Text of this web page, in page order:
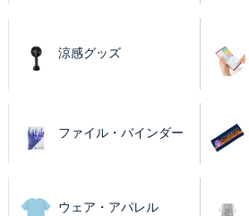
涼感グッズ
ファイル・バインダー
ウェア・アパレル